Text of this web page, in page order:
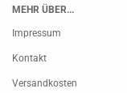
MEHR ÜBER...
Impressum
Kontakt
Versandkosten